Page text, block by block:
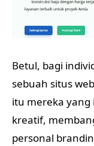
Betul, bagi
sebuah situs
itu mereka yang
kreatif,
personal